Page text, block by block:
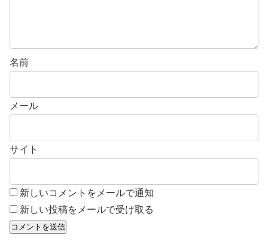
名前
メール
サイト
新しいコメントをメールで通知
新しい投稿をメールで受け取る